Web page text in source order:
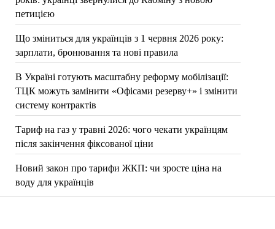
петицією
Що зміниться для українців з 1 червня 2026 року:
зарплати, бронювання та нові правила
В Україні готують масштабну реформу мобілізації:
ТЦК можуть замінити «Офісами резерву+» і змінити
систему контрактів
Тариф на газ у травні 2026: чого чекати українцям
після закінчення фіксованої ціни
Новий закон про тарифи ЖКП: чи зросте ціна на
воду для українців